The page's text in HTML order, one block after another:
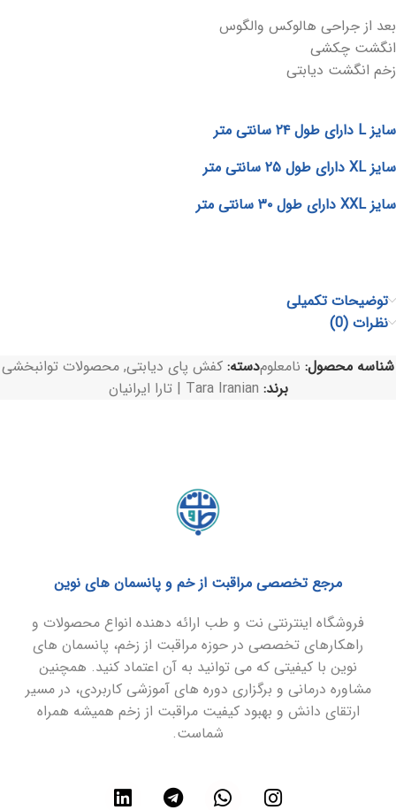
بعد از جراحی هالوکس والگوس
انگشت چکشی
زخم انگشت دیابتی
سایز L دارای طول ۲۴ سانتی متر
سایز XL دارای طول ۲۵ سانتی متر
سایز XXL دارای طول ۳۰ سانتی متر
توضیحات تکمیلی
نظرات (0)
شناسه محصول: نامعلومدسته: کفش پای دیابتی, محصولات توانبخشی
برند: Tara Iranian | تارا ایرانیان
مرجع تخصصی مراقبت از خم و پانسمان های نوین
فروشگاه اینترنتی نت و طب ارائه دهنده انواع محصولات و
راهکارهای تخصصی در حوزه مراقبت از زخم، پانسمان های
نوین با کیفیتی که می توانید به آن اعتماد کنید. همچنین
مشاوره درمانی و برگزاری دوره های آموزشی کاربردی، در مسیر
ارتقای دانش و بهبود کیفیت مراقبت از زخم همیشه همراه
شماست.